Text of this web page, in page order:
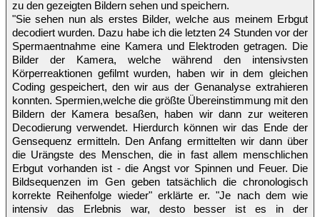
zu den gezeigten Bildern sehen und speichern.
"Sie sehen nun als erstes Bilder, welche aus meinem Erbgut
decodiert wurden. Dazu habe ich die letzten 24 Stunden vor der
Spermaentnahme eine Kamera und Elektroden getragen. Die
Bilder der Kamera, welche während den intensivsten
Körperreaktionen gefilmt wurden, haben wir in dem gleichen
Coding gespeichert, den wir aus der Genanalyse extrahieren
konnten. Spermien,welche die größte Übereinstimmung mit den
Bildern der Kamera besaßen, haben wir dann zur weiteren
Decodierung verwendet. Hierdurch können wir das Ende der
Gensequenz ermitteln. Den Anfang ermittelten wir dann über
die Urängste des Menschen, die in fast allem menschlichen
Erbgut vorhanden ist - die Angst vor Spinnen und Feuer. Die
Bildsequenzen im Gen geben tatsächlich die chronologisch
korrekte Reihenfolge wieder" erklärte er. "Je nach dem wie
intensiv das Erlebnis war, desto besser ist es in der